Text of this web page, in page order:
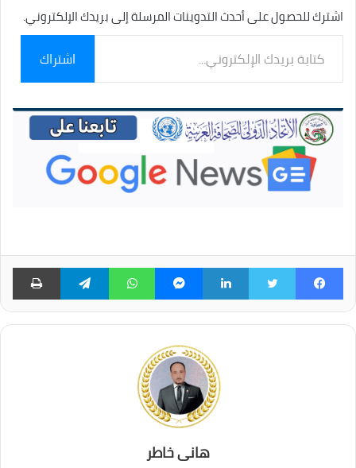
اشترك للحصول على أحدث التدوينات المرسلة إلى بريدك الإلكتروني.
بريدك
الإلكتروني...
اشتراك
فيسبوك لينكدإن ماسنجر واتساب تيلقرام
هانى خاطر